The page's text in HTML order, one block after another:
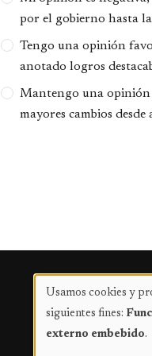
por el gobierno hasta
Tengo una opinión
anotado logros
Mantengo una
mayores cambios
Uso
de
Usamos cookies y
siguientes fines:
externo embebido.